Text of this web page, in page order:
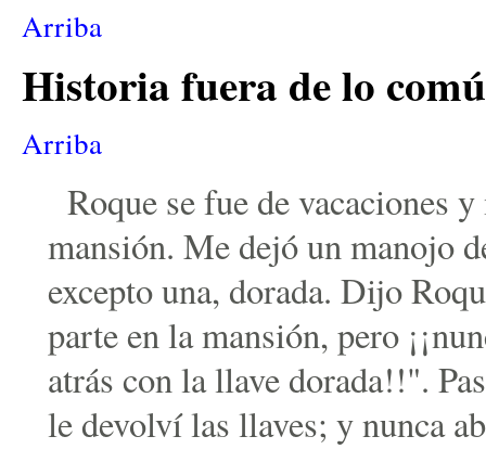
Arriba
Historiafuera de lo
Arriba
Roque se fue de vacaciones
mansión. Me dejó un manojo
excepto una, dorada. Dijo
parte en la mansión, pero
atrás con la llave dorada!!".
le devolví las llaves; y nunca